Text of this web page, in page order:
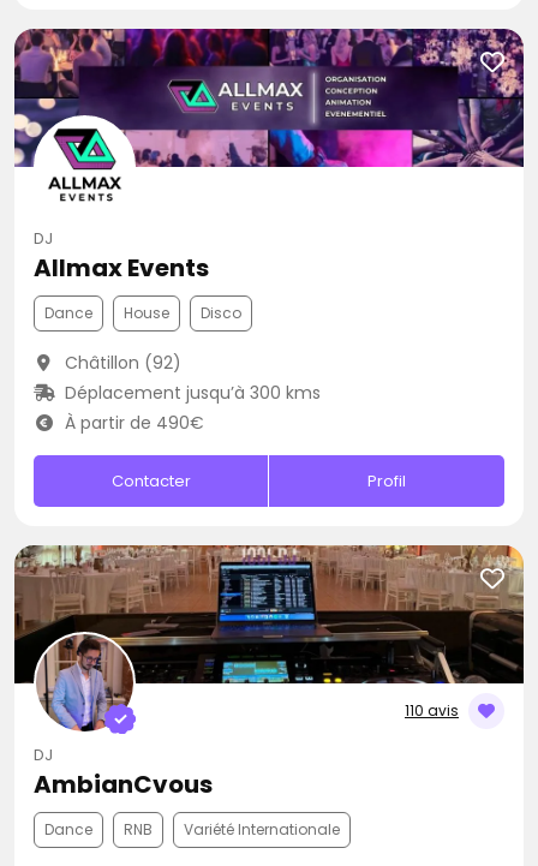
DJ
Allmax Events
Dance House Disco
Châtillon (92)
Déplacement jusqu’à 300 kms
À partir de 490€
Contacter Profil
110 avis
DJ
AmbianCvous
Dance RNB Variété Internationale